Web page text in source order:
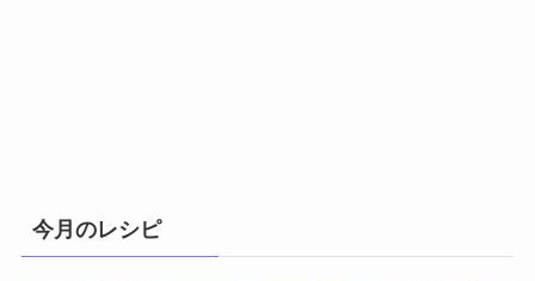
今月のレシピ